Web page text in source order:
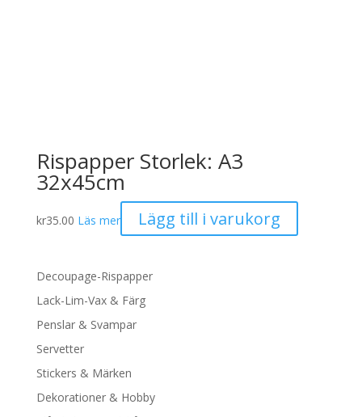
Rispapper Storlek: A3
32x45cm
kr35.00 Läs mer Lägg till i varukorg
Decoupage-Rispapper
Lack-Lim-Vax & Färg
Penslar & Svampar
Servetter
Stickers & Märken
Dekorationer & Hobby